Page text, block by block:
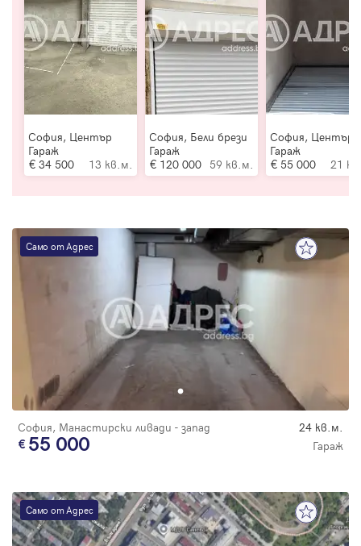
София, Център
Гараж
34 500
13 кв.м.
София, Бели брези
Гараж
120 000 59 кв.м.
София, Център
Гараж
55 000
21
Само от Адрес
София, Манастирски ливади - запад 24 кв.м.
55 000 Гараж
Само от Адрес